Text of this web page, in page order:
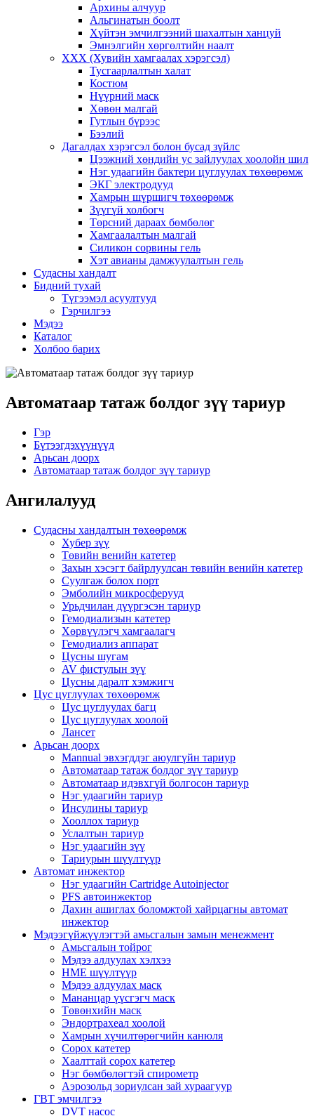
Архины алчуур
Альгинатын боолт
Хүйтэн эмчилгээний шахалтын ханцуй
Эмнэлгийн хөргөлтийн наалт
ХХХ (Хувийн хамгаалах хэрэгсэл)
Тусгаарлалтын халат
Костюм
Нүүрний маск
Хөвөн малгай
Гутлын бүрээс
Бээлий
Дагалдах хэрэгсэл болон бусад зүйлс
Цээжний хөндийн ус зайлуулах хоолойн шил
Нэг удаагийн бактери цуглуулах төхөөрөмж
ЭКГ электродууд
Хамрын шүршигч төхөөрөмж
Зүүгүй холбогч
Төрсний дараах бөмбөлөг
Хамгаалалтын малгай
Силикон сорвины гель
Хэт авианы дамжуулалтын гель
Судасны хандалт
Бидний тухай
Түгээмэл асуултууд
Гэрчилгээ
Мэдээ
Каталог
Холбоо барих
Автоматаар татаж болдог зүү тариур
Гэр
Бүтээгдэхүүнүүд
Арьсан доорх
Автоматаар татаж болдог зүү тариур
Ангилалууд
Судасны хандалтын төхөөрөмж
Хубер зүү
Төвийн венийн катетер
Захын хэсэгт байрлуулсан төвийн венийн катетер
Суулгаж болох порт
Эмболийн микросферууд
Урьдчилан дүүргэсэн тариур
Гемодиализын катетер
Хөрвүүлэгч хамгаалагч
Гемодиализ аппарат
Цусны шугам
AV фистулын зүү
Цусны даралт хэмжигч
Цус цуглуулах төхөөрөмж
Цус цуглуулах багц
Цус цуглуулах хоолой
Лансет
Арьсан доорх
Mannual эвхэгддэг аюулгүйн тариур
Автоматаар татаж болдог зүү тариур
Автоматаар идэвхгүй болгосон тариур
Нэг удаагийн тариур
Инсулины тариур
Хооллох тариур
Услалтын тариур
Нэг удаагийн зүү
Тариурын шүүлтүүр
Автомат инжектор
Нэг удаагийн Cartridge Autoinjector
PFS автоинжектор
Дахин ашиглах боломжтой хайрцагны автомат
инжектор
Мэдээгүйжүүлэгтэй амьсгалын замын менежмент
Амьсгалын тойрог
Мэдээ алдуулах хэлхээ
HME шүүлтүүр
Мэдээ алдуулах маск
Мананцар үүсгэгч маск
Төвөнхийн маск
Эндортрахеал хоолой
Хамрын хүчилтөрөгчийн канюля
Сорох катетер
Хаалттай сорох катетер
Нэг бөмбөлөгтэй спирометр
Аэрозольд зориулсан зай хураагуур
ГВТ эмчилгээ
DVT насос